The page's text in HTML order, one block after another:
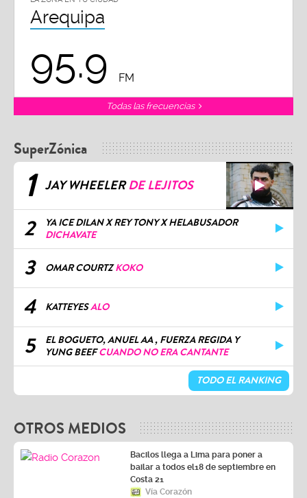
Arequipa
95.9 FM
Todas las frecuencias
SuperZónica
1 JAY WHEELERDE LEJITOS
2
YA ICE DILAN X REY TONY X HELABUSADOR
DICHAVATE
3 OMAR COURTZKOKO
4 KATTEYESALO
5
EL BOGUETO, ANUEL AA , FUERZA REGIDA Y
YUNG BEEFCUANDO NO ERA CANTANTE
TODO EL RANKING
OTROS MEDIOS
Bacilos llega a Lima para poner a
bailar a todos el18 de septiembre en
Costa 21
Vía Corazón